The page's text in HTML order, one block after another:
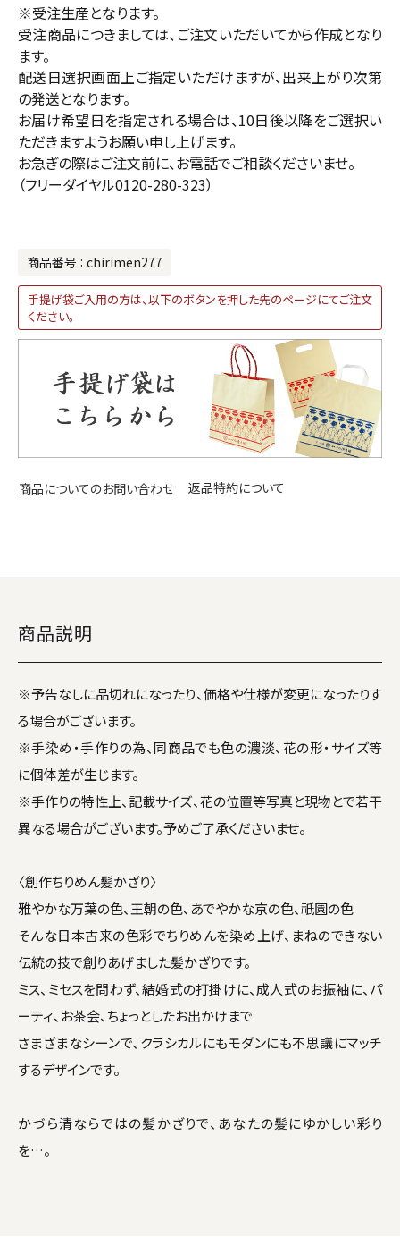
※受注生産となります。
受注商品につきましては、ご注文いただいてから作成となり
ます。
配送日選択画面上ご指定いただけますが、出来上がり次第
の発送となります。
お届け希望日を指定される場合は、10日後以降をご選択い
ただきますようお願い申し上げます。
お急ぎの際はご注文前に、お電話でご相談くださいませ。
（フリーダイヤル0120-280-323）
商品番号 chirimen277
手提げ袋ご入用の方は、以下のボタンを押した先のページにてご注文
ください。
商品についてのお問い合わせ 返品特約について
商品説明
※予告なしに品切れになったり、価格や仕様が変更になったりす
る場合がございます。
※手染め・手作りの為、同商品でも色の濃淡、花の形・サイズ等
に個体差が生じます。
※手作りの特性上、記載サイズ、花の位置等写真と現物とで若干
異なる場合がございます。予めご了承くださいませ。
〈創作ちりめん髪かざり〉
雅やかな万葉の色、王朝の色、あでやかな京の色、祇園の色
そんな日本古来の色彩でちりめんを染め上げ、まねのできない
伝統の技で創りあげました髪かざりです。
ミス、ミセスを問わず、結婚式の打掛けに、成人式のお振袖に、パ
ーティ、お茶会、ちょっとしたお出かけまで
さまざまなシーンで、クラシカルにもモダンにも不思議にマッチ
するデザインです。
かづら清ならではの髪かざりで、あなたの髪にゆかしい彩り
を…。